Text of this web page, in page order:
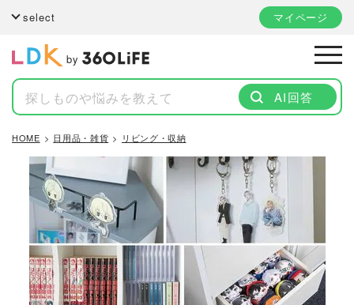
select マイページ
by
AI回答
HOME 日用品・雑貨 リビング・収納